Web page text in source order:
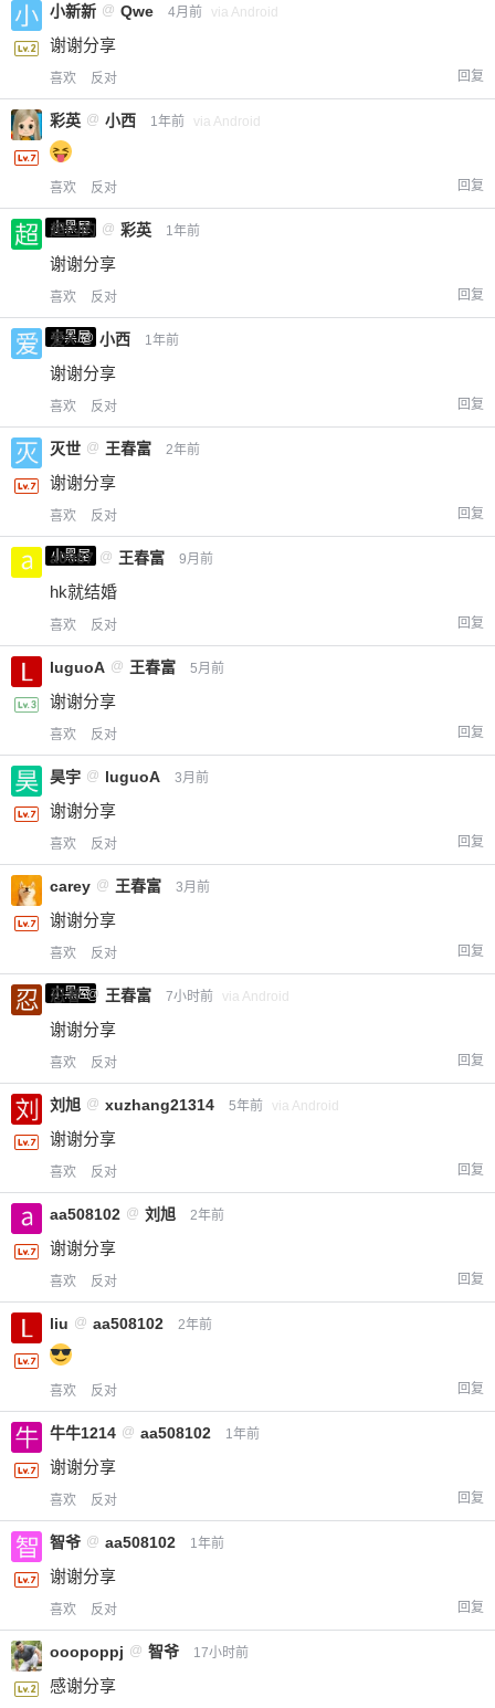
小新新 @ Qwe 4月前 via Android
谢谢分享
喜欢 反对 回复
彩英 @ 小西 1年前 via Android
喜欢 反对 回复
小黑屋
超凶的 @ 彩英 1年前
谢谢分享
喜欢 反对 回复
小黑屋
爱X @ 小西 1年前
谢谢分享
喜欢 反对 回复
灭世 @ 王春富 2年前
谢谢分享
喜欢 反对 回复
小黑屋
a0987 @ 王春富 9月前
hk就结婚
喜欢 反对 回复
luguoA @ 王春富 5月前
谢谢分享
喜欢 反对 回复
昊宇 @ luguoA 3月前
谢谢分享
喜欢 反对 回复
carey @ 王春富 3月前
谢谢分享
喜欢 反对 回复
小黑屋
忍者 @ 王春富 7小时前 via Android
谢谢分享
喜欢 反对 回复
刘旭 @ xuzhang21314 5年前 via Android
谢谢分享
喜欢 反对 回复
aa508102 @ 刘旭 2年前
谢谢分享
喜欢 反对 回复
liu @ aa508102 2年前
喜欢 反对 回复
牛牛1214 @ aa508102 1年前
谢谢分享
喜欢 反对 回复
智爷 @ aa508102 1年前
谢谢分享
喜欢 反对 回复
ooopoppj @ 智爷 17小时前
感谢分享